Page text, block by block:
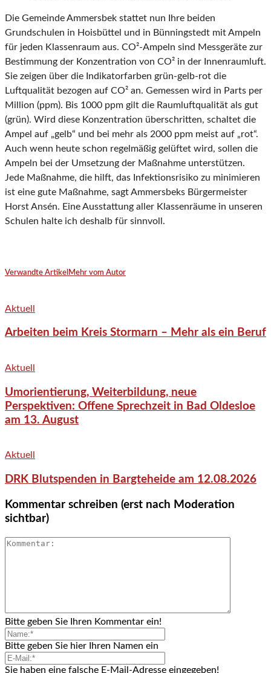
Die Gemeinde Ammersbek stattet nun Ihre beiden
Grundschulen in Hoisbüttel und in Bünningstedt mit Ampeln
für jeden Klassenraum aus. CO²-Ampeln sind Messgeräte zur
Bestimmung der Konzentration von CO² in der Innenraumluft.
Sie zeigen über die Indikatorfarben grün-gelb-rot die
Luftqualität bezogen auf CO² an. Gemessen wird in Parts per
Million (ppm). Bis 1000 ppm gilt die Raumluftqualität als gut
(grün). Wird diese Konzentration überschritten, schaltet die
Ampel auf „gelb“ und bei mehr als 2000 ppm meist auf „rot“.
Auch wenn heute schon regelmäßig gelüftet wird, sollen die
Ampeln bei der Umsetzung der Maßnahme unterstützen.
Jede Maßnahme, die hilft, das Infektionsrisiko zu minimieren
ist eine gute Maßnahme, sagt Ammersbeks Bürgermeister
Horst Ansén. Eine Ausstattung aller Klassenräume in unseren
Schulen halte ich deshalb für sinnvoll.
Verwandte Artikel Mehr vom Autor
Aktuell
Arbeiten beim Kreis Stormarn – Mehr als ein Beruf
Aktuell
Umorientierung, Weiterbildung, neue
Perspektiven: Offene Sprechzeit in Bad Oldesloe
am 13. August
Aktuell
DRK Blutspenden in Bargteheide am 12.08.2026
Kommentar schreiben (erst nach Moderation
sichtbar)
Bitte geben Sie Ihren Kommentar ein!
Bitte geben Sie hier Ihren Namen ein
Sie haben eine falsche E-Mail-Adresse eingegeben!